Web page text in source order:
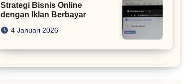
Strategi Bisnis Online
dengan Iklan Berbayar
4 Januari 2026